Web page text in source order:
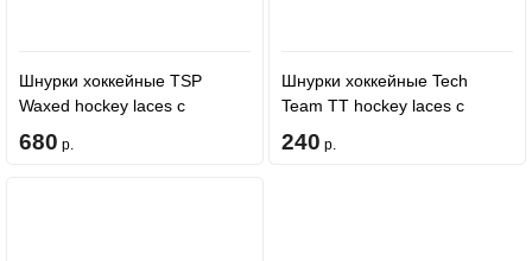
Шнурки хоккейные TSP
Waxed hockey laces с
пропиткой - Yellow
680 р.
Шнурки хоккейные Tech
Team TT hockey laces с
пропиткой White
240 р.